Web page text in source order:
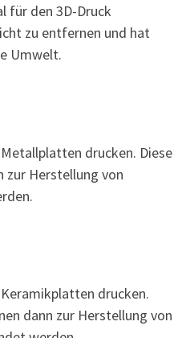
für den 3D-Druck
zu entfernen und hat
Umwelt.
drucken. Diese
zur Herstellung von
drucken.
dann zur Herstellung von